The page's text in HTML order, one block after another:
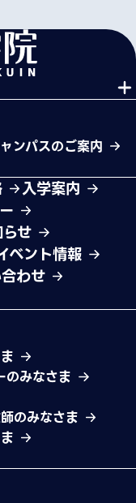
ンパスのご案内
入学案内
せ
ベント情報
わせ
のみなさま
のみなさま